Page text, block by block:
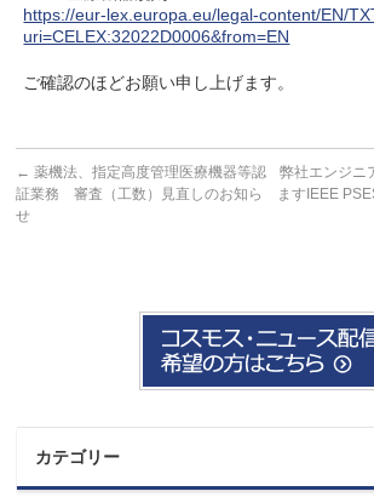
https://eur-lex.europa.eu/legal-content/EN/
uri=CELEX:32022D0006&from=EN
ご確認のほどお願い申し上げます。
← 薬機法、指定高度管理医療機器等認
証業務 審査（工数）見直しのお知ら
せ
弊社エンジニ
ますIEEE
カテゴリー